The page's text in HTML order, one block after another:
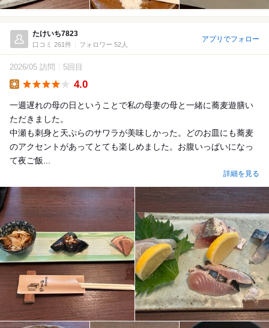
たけいち7823
口コミ 261件 フォロワー 52人
アプリでフォロー
2026/05 訪問 5回目
4.0
一週遅れの母の日ということで私の母妻の母と一緒に蕎麦遊膳い
ただきました。
中瀬も刺身と天ぷらのサワラが美味しかった。どのお皿にも蕎麦
のアクセントがあってとても楽しめました。お腹いっぱいになっ
て夜ご飯...
詳細を見る